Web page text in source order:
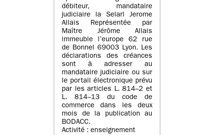
débiteur, mandataire
judiciaire la Selarl Jerome
Allais Représentée par
Maître Jérôme Allais
immeuble l’europe 62 rue
de Bonnel 69003 Lyon. Les
déclarations des créances
sont à adresser au
mandataire judiciaire ou sur
le portail électronique prévu
par les articles L. 814–2 et
L. 814–13 du code de
commerce dans les deux
mois de la publication au
BODACC.
Activité : enseignement